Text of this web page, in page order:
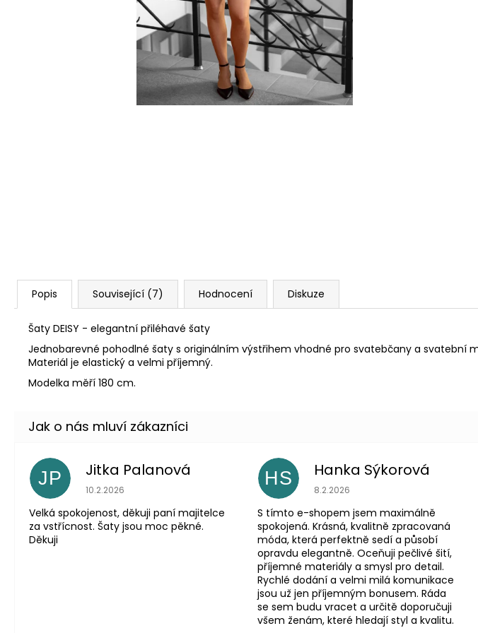
Popis Související (7) Hodnocení Diskuze
Šaty DEISY - elegantní přiléhavé šaty
Jednobarevné pohodlné šaty s originálním výstřihem vhodné pro svatebčany a svatební
Materiál je elastický a velmi příjemný.
Modelka měří 180 cm.
JP Jitka Palanová
Hodnocení obchodu je 5 z 5 hvězdiček.
10.2.2026
Velká spokojenost, děkuji paní majitelce
za vstřícnost. Šaty jsou moc pěkné.
Děkuji
HS Hanka Sýkorová
Hodnocení obchodu je 5 z 5
8.2.2026
S tímto e-shopem jsem maximálně
spokojená. Krásná, kvalitně zpracovaná
móda, která perfektně sedí a působí
opravdu elegantně. Oceňuji pečlivé šití,
příjemné materiály a smysl pro detail.
Rychlé dodání a velmi milá komunikace
jsou už jen příjemným bonusem. Ráda
se sem budu vracet a určitě doporučuji
všem ženám, které hledají styl a kvalitu.
ŠATY AGATA - ÚPLETOVÉ ŠATY
ŠATY KESY
1 260 Kč
Původně: